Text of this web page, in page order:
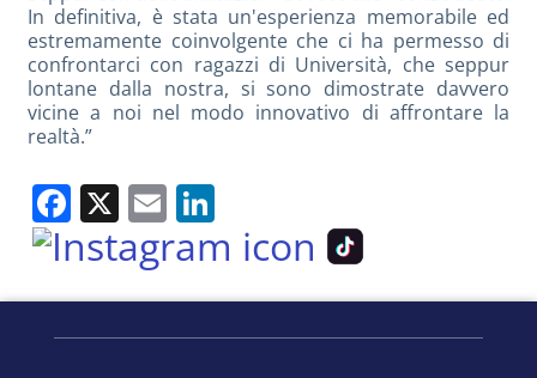
In definitiva, è stata un'esperienza memorabile ed
estremamente coinvolgente che ci ha permesso di
confrontarci con ragazzi di Università, che seppur
lontane dalla nostra, si sono dimostrate davvero
vicine a noi nel modo innovativo di affrontare la
realtà.”
Facebook
X Email